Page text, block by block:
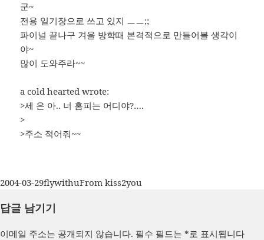
군~
전용 일기장으로 쓰고 있지 ㅡㅡ;;
파이널 끝나구 겨울 방학때 본격적으로 만들어볼 생각이
야~
많이 도와주라~~
a cold hearted wrote:
>세 은 아.. 너 홈피는 어디야?….
>
>주소 적어줘~~
작
일
2004-03-29글
이
flywithu카
From kiss2you
답글 남기기
이메일 주소는 공개되지 않습니다. 필수 필드는 *로 표시됩니다